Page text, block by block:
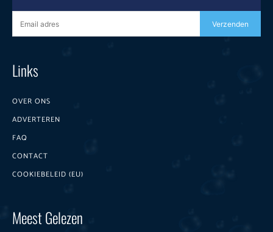
Verzenden
Links
OVER ONS
ADVERTEREN
FAQ
CONTACT
COOKIEBELEID (EU)
Meest Gelezen